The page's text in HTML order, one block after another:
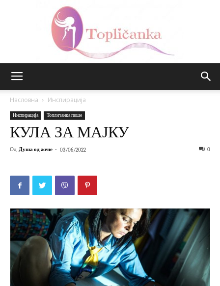
Насловна Инспирација
Инспирација Топличанка пише
КУЛА ЗА МАЈКУ
Од Душа од жене - 03/06/2022 0